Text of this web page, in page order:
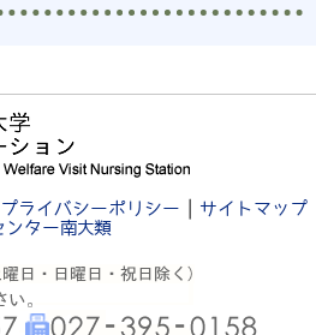
プライバシーポリシー サイトマップ
ンター南大類